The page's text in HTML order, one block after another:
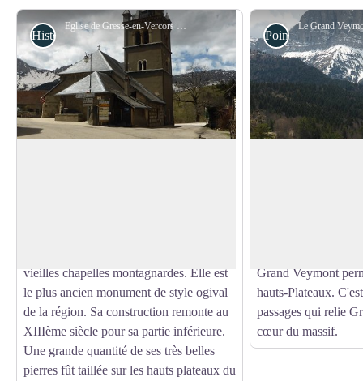
Histoire et patrimoine
vieilles chapelles montagnardes. Elle est
le plus ancien monument de style ogival
de la région. Sa construction remonte au
XIIIème siècle pour sa partie inférieure.
Une grande quantité de ses très belles
pierres fût taillée sur les hauts plateaux du
Point de Vue
Grand Veymont
hauts-Plateaux.
passages qui relie
cœur du massif.